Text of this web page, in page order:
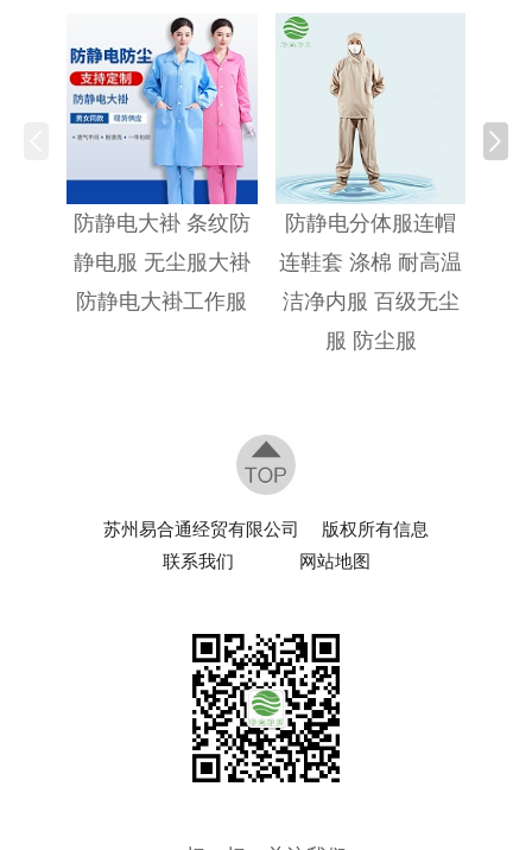
防静电大褂 条纹防
静电服 无尘服大褂
防静电大褂工作服
防静电分体服连帽
连鞋套 涤棉 耐高温
洁净内服 百级无尘
服 防尘服
防
苏州易合通经贸有限公司
版权所有信息
联系我们
网站地图